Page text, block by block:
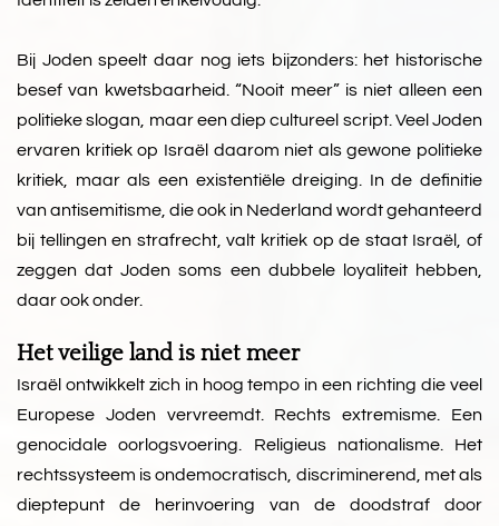
Bij Joden speelt daar nog iets bijzonders: het historische
besef van kwetsbaarheid. “Nooit meer” is niet alleen een
politieke slogan, maar een diep cultureel script. Veel Joden
ervaren kritiek op Israël daarom niet als gewone politieke
kritiek, maar als een existentiële dreiging. In de definitie
van antisemitisme, die ook in Nederland wordt gehanteerd
bij tellingen en strafrecht, valt kritiek op de staat Israël, of
zeggen dat Joden soms een dubbele loyaliteit hebben,
daar ook onder.
Het veilige land is niet meer
Israël ontwikkelt zich in hoog tempo in een richting die veel
Europese Joden vervreemdt. Rechts extremisme. Een
genocidale oorlogsvoering. Religieus nationalisme. Het
rechtssysteem is ondemocratisch, discriminerend, met als
dieptepunt de herinvoering van de doodstraf door